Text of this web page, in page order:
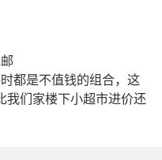
都是不值钱的组合，这
我们家楼下小超市进价还